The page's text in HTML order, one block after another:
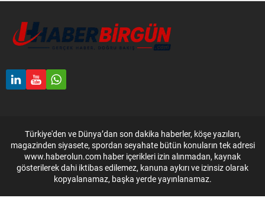
Kayserispor ile karşı karşıya
19.00'da başlayacak.
Fenerbahçe - Kayserispor
maçının tüm detayları
Türkiye'den ve Dünya’dan son dakika haberler, köşe yazıları,
magazinden siyasete, spordan seyahate bütün konuların tek adresi
www.haberolun.com haber içerikleri izin alınmadan, kaynak
gösterilerek dahi iktibas edilemez, kanuna aykırı ve izinsiz olarak
kopyalanamaz, başka yerde yayınlanamaz.